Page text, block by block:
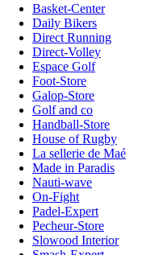
Basket-Center
Daily Bikers
Direct Running
Direct-Volley
Espace Golf
Foot-Store
Galop-Store
Golf and co
Handball-Store
House of Rugby
La sellerie de Maé
Made in Paradis
Nauti-wave
On-Fight
Padel-Expert
Pecheur-Store
Slowood Interior